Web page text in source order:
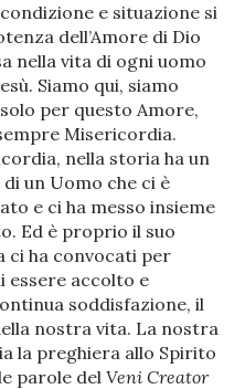
e situazione si
dell’Amore di Dio
nella vita di ogni uomo
Siamo qui, siamo
per questo Amore,
Misericordia.
nella storia ha un
un Uomo che ci è
e ci ha messo insieme
Ed è proprio il suo
ci ha convocati per
essere accolto e
soddisfazione, il
nostra vita. La nostra
la preghiera allo Spirito
parole del Veni Creator